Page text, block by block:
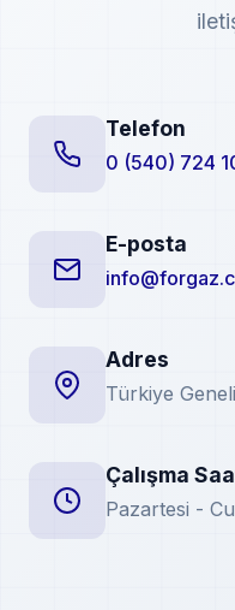
Telefon
0 (540) 724
E-posta
Adres
Türkiye
Çalışma
Pazartesi -